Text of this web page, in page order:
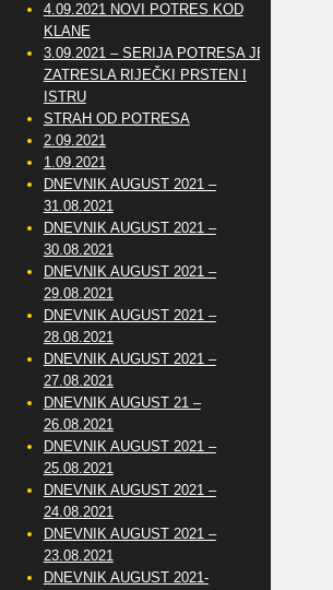
4.09.2021 NOVI POTRES KOD
KLANE
3.09.2021 – SERIJA POTRESA JE
ZATRESLA RIJEČKI PRSTEN I
ISTRU
STRAH OD POTRESA
2.09.2021
1.09.2021
DNEVNIK AUGUST 2021 –
31.08.2021
DNEVNIK AUGUST 2021 –
30.08.2021
DNEVNIK AUGUST 2021 –
29.08.2021
DNEVNIK AUGUST 2021 –
28.08.2021
DNEVNIK AUGUST 2021 –
27.08.2021
DNEVNIK AUGUST 21 –
26.08.2021
DNEVNIK AUGUST 2021 –
25.08.2021
DNEVNIK AUGUST 2021 –
24.08.2021
DNEVNIK AUGUST 2021 –
23.08.2021
DNEVNIK AUGUST 2021-